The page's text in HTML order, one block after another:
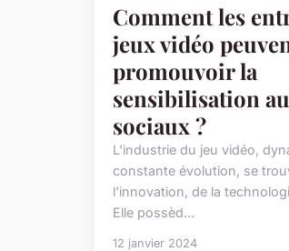
Comment les
jeux vidéo
promouvoir la
sensibilisation
sociaux ?
L'industrie du jeu vidéo,
constante évolution, se
l'innovation, de la
Elle possèd...
12 janvier 2024